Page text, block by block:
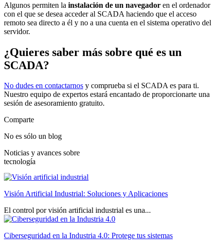
Algunos permiten la instalación de un navegador en el ordenador
con el que se desea acceder al SCADA haciendo que el acceso
remoto sea directo a él y no a una cuenta en el sistema operativo del
servidor.
¿Quieres saber más sobre qué es un
SCADA?
No dudes en contactarnos y comprueba si el SCADA es para ti.
Nuestro equipo de expertos estará encantado de proporcionarte una
sesión de asesoramiento gratuito.
Comparte
No es sólo un blog
Noticias y avances sobre
tecnología
Visión Artificial Industrial: Soluciones y Aplicaciones
El control por visión artificial industrial es una...
Ciberseguridad en la Industria 4.0: Protege tus sistemas